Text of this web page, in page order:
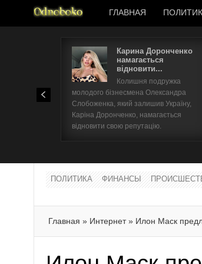
ГЛАВНАЯ
Карина Доронченко
намагається
відновити...
Колишня подружка
молодого бізнесмена Олександра
Слобоженка, який залишив Україну,
Каріна Доронченко, намагається
відновити свою репутацію.
ПОЛИТИКА ФИНАНСЫ
Главная » Интернет» Илон Маск